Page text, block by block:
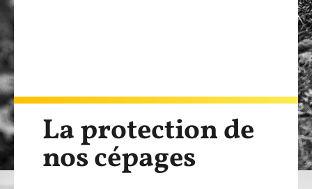
La protection de
nos cépages